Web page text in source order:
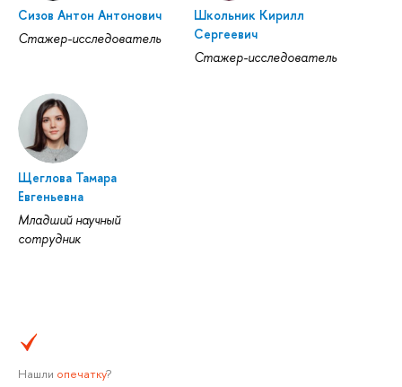
Сизов Антон Антонович
Стажер-исследователь
Школьник Кирилл
Сергеевич
Стажер-исследователь
Щеглова Тамара
Евгеньевна
Младший научный
сотрудник
Нашли опечатку?